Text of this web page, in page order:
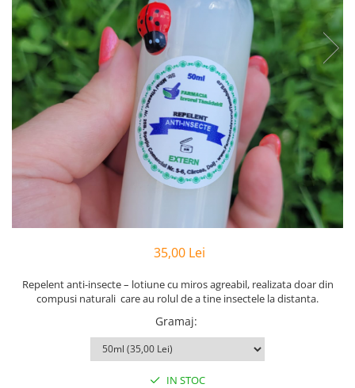
PREPARATE DERMATOLOGICE
Psoriazis
Onicomicoza
Acnee
Dermatita seboreica
Pete pigmentare
Pitiriazis versicolor
Alte preparate dermatologice
PREPARATE GINECOLOGICE
SOLUTIE DEZINFECTANTA
ALTE AFECTIUNI
35,00 Lei
Repelent anti-insecte – lotiune cu miros agreabil, realizata doar din
compusi naturali care au rolul de a tine insectele la distanta.
Gramaj:
IN STOC